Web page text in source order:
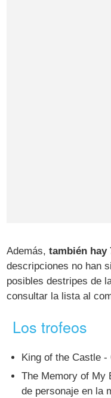
Además,también
descripciones no han
posibles destripes de
consultar la lista al
Los trofeos
King of the Castle
The Memory of My
de personaje en la